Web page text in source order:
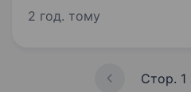
та захист у нашому
2 год. тому
Стор. 1